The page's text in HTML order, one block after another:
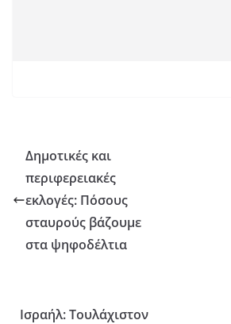
Δημοτικές και
περιφερειακές
εκλογές: Πόσους
σταυρούς βάζουμε
στα ψηφοδέλτια
Ισραήλ: Τουλάχιστον